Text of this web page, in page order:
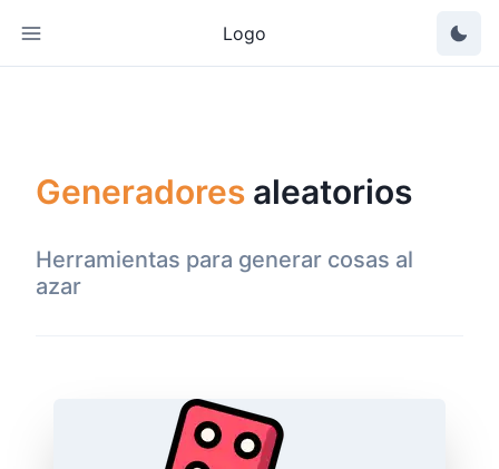
Logo
Generadores aleatorios
Herramientas para generar cosas al
azar